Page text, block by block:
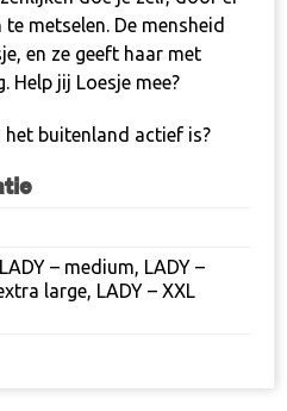
metselen. De mensheid
en ze geeft haar met
Help jij Loesje mee?
het buitenland actief is?
LADY – medium, LADY –
large, LADY – XXL